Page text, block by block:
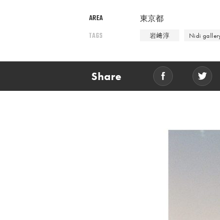
AREA 東京都
TAGS 岩﨑淳 Nidi
Share